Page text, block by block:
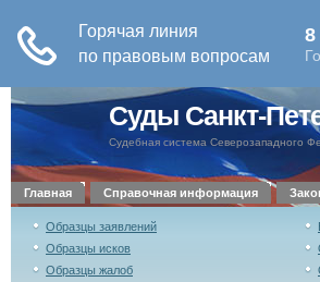
Суды Санкт-
Судебная система Северозападного
Главная Справочная информация
Образцы заявлений
Образцы исков
Образцы жалоб